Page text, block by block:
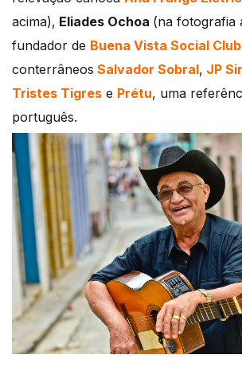
acima), Eliades Ochoa (na fotografia
fundador de Buena Vista Social Club
conterrâneos Salvador Sobral, JP
Tristes Tigres e Prétu, uma
português.